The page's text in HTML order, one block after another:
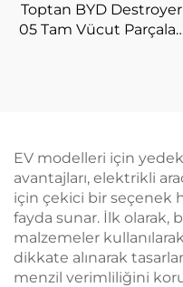
Toptan BYD Destroyer
05 Tam Vücut
EV modelleri için
avantajları, elektrikli
için çekici bir seçenek
fayda sunar. İlk olarak,
malzemeler
dikkate alınarak
menzil verimliliğini